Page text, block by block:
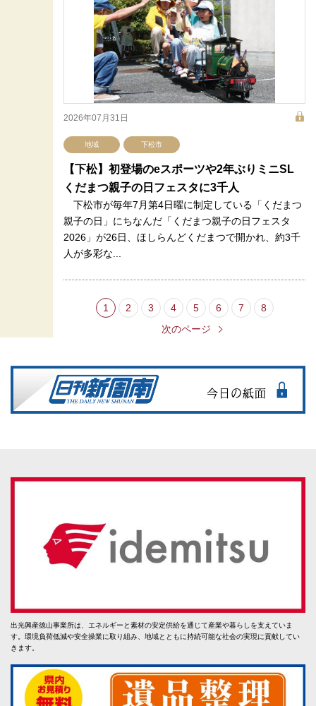
2026年07月31日
地域 下松市
【下松】初登場のeスポーツや2年ぶりミニSL
くだまつ親子の日フェスタに3千人
下松市が毎年7月第4日曜に制定している「くだまつ
親子の日」にちなんだ「くだまつ親子の日フェスタ
2026」が26日、ほしらんどくだまつで開かれ、約3千
人が多彩な...
1 2 3 4 5 6 7
8
次のページ
出光興産徳山事業所は、エネルギーと素材の安定供給を通じて産業や暮らしを支えていま
す。環境負荷低減や安全操業に取り組み、地域とともに持続可能な社会の実現に貢献してい
きます。